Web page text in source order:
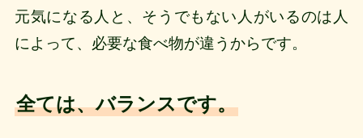
元気になる人と、そうでもない人がいるのは人
によって、必要な食べ物が違うからです。
全ては、バランスです。